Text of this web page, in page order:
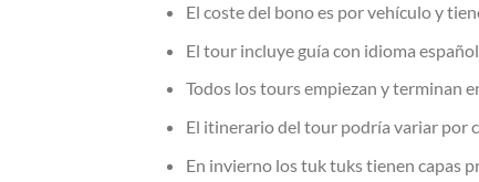
El coste del bono es por vehículo y
El tour incluye guía con idioma
Todos los tours empiezan y terminan
El itinerario del tour podría variar por
En invierno los tuk tuks tienen capas